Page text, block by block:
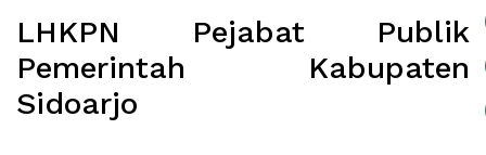
LHKPN Pejabat Publik
Pemerintah Kabupaten
Sidoarjo